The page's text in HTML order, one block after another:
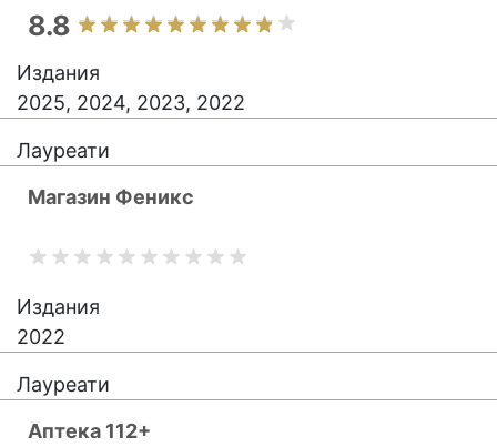
8.8
Издания
2025, 2024, 2023, 2022
Лауреати
Магазин Феникс
Издания
2022
Лауреати
Аптека 112+